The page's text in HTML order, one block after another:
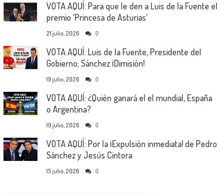
VOTA AQUÍ: Para que le den a Luis de la Fuente el
premio ‘Princesa de Asturias’
21 julio, 2026 0
VOTA AQUÍ: Luis de la Fuente, Presidente del
Gobierno; Sánchez ¡Dimisión!
19 julio, 2026 0
VOTA AQUÍ: ¿Quién ganará el el mundial, España
o Argentina?
19 julio, 2026 0
VOTA AQUÍ: Por la ¡Expulsión inmediata! de Pedro
Sánchez y Jesús Cintora
15 julio, 2026 0